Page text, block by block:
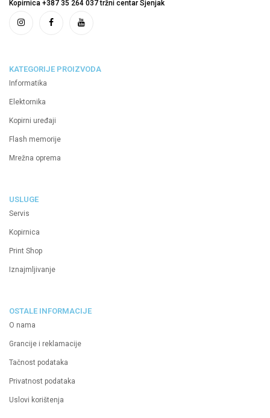
Kopirnica +387 35 264 037 tržni centar Sjenjak
KATEGORIJE PROIZVODA
Informatika
Elektornika
Kopirni uređaji
Flash memorije
Mrežna oprema
USLUGE
Servis
Kopirnica
Print Shop
Iznajmljivanje
OSTALE INFORMACIJE
O nama
Grancije i reklamacije
Tačnost podataka
Privatnost podataka
Uslovi korištenja